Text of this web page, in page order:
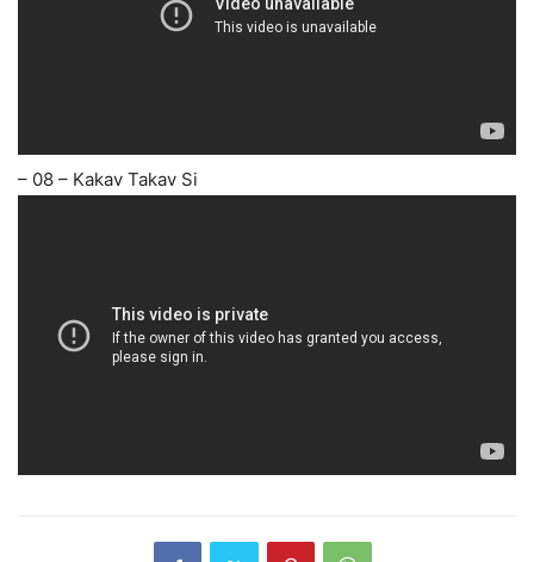
– 08 – Kakav Takav Si